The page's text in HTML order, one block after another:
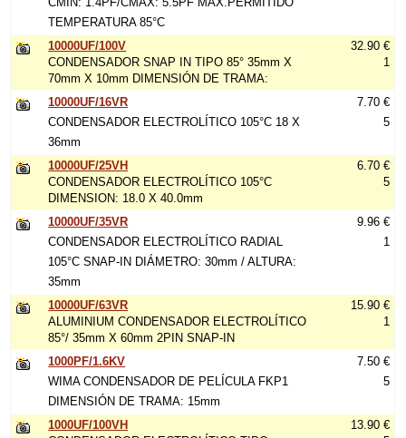
TEMPERATURA 85°C
10000UF/100V
CONDENSADOR SNAP IN TIPO 85° 35mm X
70mm X 10mm DIMENSIÓN DE TRAMA:
32.90 €
1
10000UF/16VR
CONDENSADOR ELECTROLÍTICO 105°C 18 X
36mm
7.70 €
5
10000UF/25VH
CONDENSADOR ELECTROLÍTICO 105°C
DIMENSION: 18.0 X 40.0mm
6.70 €
5
10000UF/35VR
CONDENSADOR ELECTROLÍTICO RADIAL
105°C SNAP-IN DIÁMETRO: 30mm / ALTURA:
35mm
9.96 €
1
10000UF/63VR
ALUMINIUM CONDENSADOR ELECTROLÍTICO
85°/ 35mm X 60mm 2PIN SNAP-IN
15.90 €
1
1000PF/1.6KV
WIMA CONDENSADOR DE PELÍCULA FKP1
DIMENSIÓN DE TRAMA: 15mm
7.50 €
5
1000UF/100VH
13.90 €